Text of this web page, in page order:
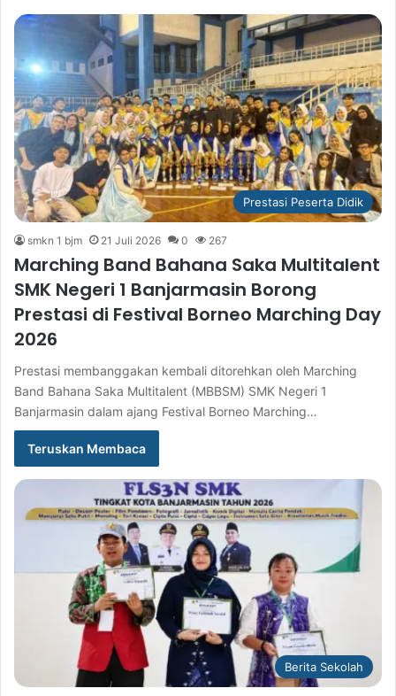
Prestasi Peserta Didik
smkn 1 bjm 21 Juli 2026 0 267
Marching Band Bahana Saka Multitalent
SMK Negeri 1 Banjarmasin Borong
Prestasi di Festival Borneo Marching Day
2026
Prestasi membanggakan kembali ditorehkan oleh Marching
Band Bahana Saka Multitalent (MBBSM) SMK Negeri 1
Banjarmasin dalam ajang Festival Borneo Marching…
Teruskan Membaca
Berita Sekolah